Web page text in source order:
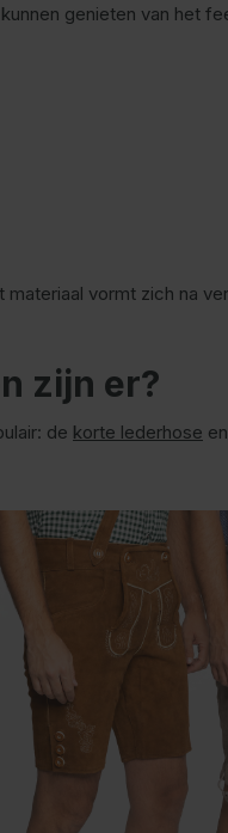
genieten van het
vormt zich na
zijn er?
de korte lederhose